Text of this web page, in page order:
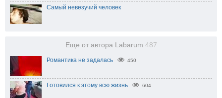
Самый невезучий человек
Еще от автора Labarum 487
Романтика не задалась 450
Готовился к этому всю жизнь 604